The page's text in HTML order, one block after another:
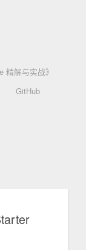
精解与实战》
GitHub